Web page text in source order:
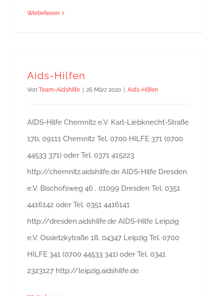
Weiterlesen
Aids-Hilfen
Von Team-Aidshilfe | 26 März 2020 | Aids-Hilfen
AIDS-Hilfe Chemnitz e.V. Karl-Liebknecht-Straße
17b, 09111 Chemnitz Tel. 0700 HILFE 371 (0700
44533 371) oder Tel. 0371 415223
http://chemnitz.aidshilfe.de AIDS-Hilfe Dresden
e.V. Bischofsweg 46 , 01099 Dresden Tel. 0351
4416142 oder Tel. 0351 4416141
http://dresden.aidshilfe.de AIDS-Hilfe Leipzig
e.V. Ossietzkytraße 18, 04347 Leipzig Tel. 0700
HILFE 341 (0700 44533 341) oder Tel. 0341
2323127 http://leipzig.aidshilfe.de